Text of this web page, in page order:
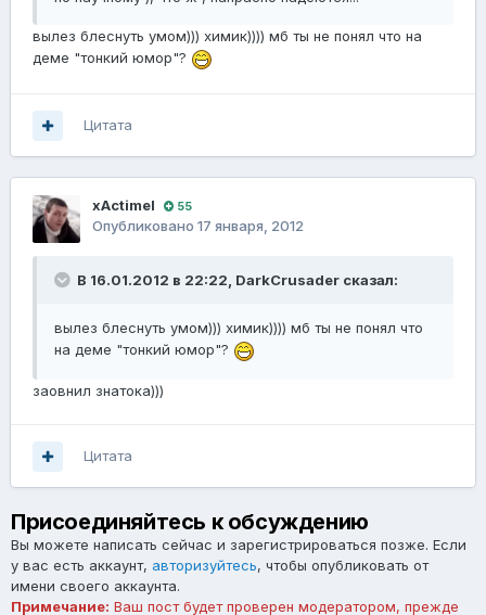
вылез блеснуть умом))) химик)))) мб ты не понял что на
деме "тонкий юмор"?
Цитата
xActimel 55
Опубликовано 17 января, 2012
В 16.01.2012 в 22:22, DarkCrusader сказал:
вылез блеснуть умом))) химик)))) мб ты не понял что
на деме "тонкий юмор"?
заовнил знатока)))
Цитата
Присоединяйтесь к обсуждению
Вы можете написать сейчас и зарегистрироваться позже. Если
у вас есть аккаунт, авторизуйтесь, чтобы опубликовать от
имени своего аккаунта.
Примечание: Ваш пост будет проверен модератором, прежде